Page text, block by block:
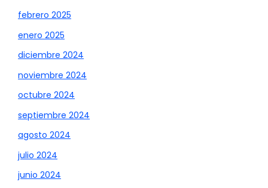
febrero 2025
enero 2025
diciembre 2024
noviembre 2024
octubre 2024
septiembre 2024
agosto 2024
julio 2024
junio 2024